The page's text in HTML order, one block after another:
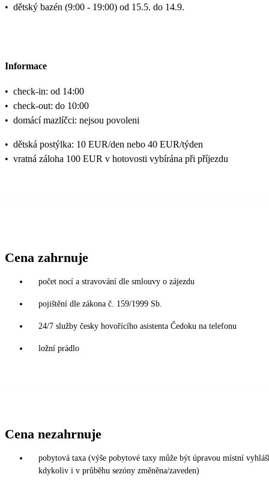
• dětský bazén (9:00 - 19:00) od 15.5. do 14.9.
Informace
• check-in: od 14:00
• check-out: do 10:00
• domácí mazlíčci: nejsou povoleni
• dětská postýlka: 10 EUR/den nebo 40 EUR/týden
• vratná záloha 100 EUR v hotovosti vybírána při příjezdu
Cena zahrnuje
počet nocí a stravování dle smlouvy o zájezdu
pojištění dle zákona č. 159/1999 Sb.
24/7 služby česky hovořícího asistenta Čedoku na telefonu
ložní prádlo
Cena nezahrnuje
pobytová taxa (výše pobytové taxy může být úpravou místní
kdykoliv i v průběhu sezóny změněna/zaveden)